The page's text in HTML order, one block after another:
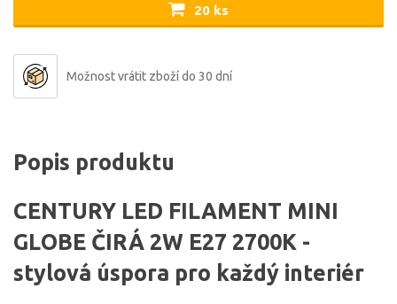
20 ks
Možnost vrátit zboží do 30 dní
Popis produktu
CENTURY LED FILAMENT MINI
GLOBE ČIRÁ 2W E27 2700K -
stylová úspora pro každý interiér